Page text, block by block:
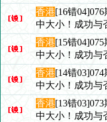
香港[16错
中大小！成功与
香港[15错
中大小！成功与
香港[14错
中大小！成功与
香港[13错
中大小！成功与